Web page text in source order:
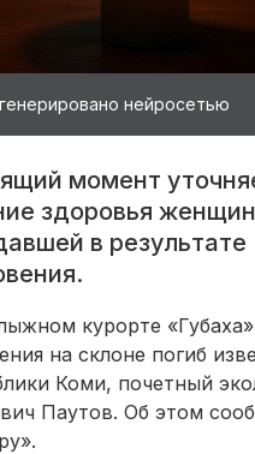
нейросетью
момент
здоровья
в результате
курорте «Губаха»
на склоне погиб
Коми, почетный
Паутов. Об этом